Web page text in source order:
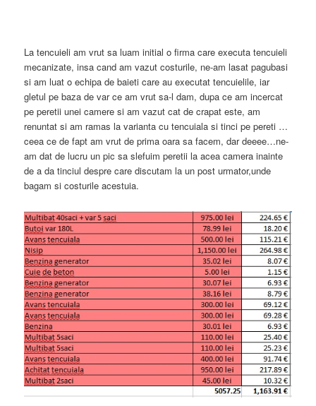
La tencuieli am vrut sa luam initial o firma care executa tencuieli
mecanizate, insa cand am vazut costurile, ne-am lasat pagubasi
si am luat o echipa de baieti care au executat tencuielile, iar
gletul pe baza de var ce am vrut sa-l dam, dupa ce am incercat
pe peretii unei camere si am vazut cat de crapat este, am
renuntat si am ramas la varianta cu tencuiala si tinci pe pereti …
ceea ce de fapt am vrut de prima oara sa facem, dar deeee…ne-
am dat de lucru un pic sa slefuim peretii la acea camera inainte
de a da tinciul despre care discutam la un post urmator,unde
bagam si costurile acestuia.